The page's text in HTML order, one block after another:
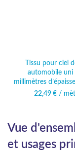
Tissu pour ciel
automobile uni
millimètres
22,49 € /
Vue
et usages